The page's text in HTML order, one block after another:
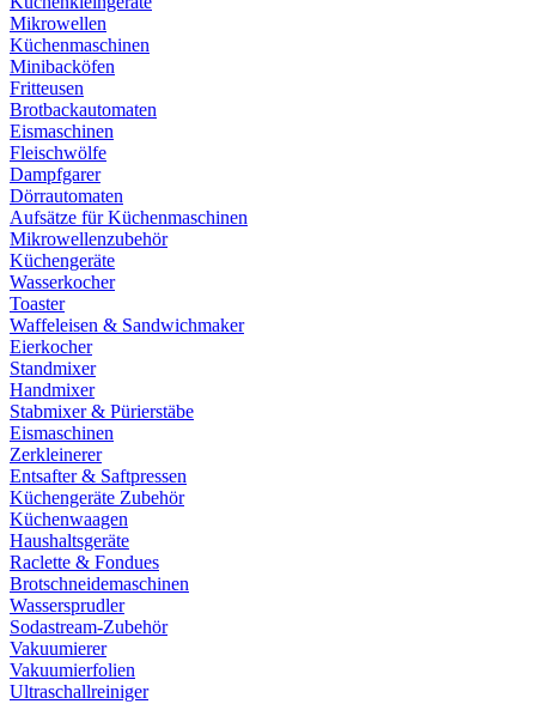
Mikrowellen
Küchenmaschinen
Minibacköfen
Fritteusen
Brotbackautomaten
Eismaschinen
Fleischwölfe
Dampfgarer
Dörrautomaten
Aufsätze für Küchenmaschinen
Mikrowellenzubehör
Küchengeräte
Wasserkocher
Toaster
Waffeleisen & Sandwichmaker
Eierkocher
Standmixer
Handmixer
Stabmixer & Pürierstäbe
Eismaschinen
Zerkleinerer
Entsafter & Saftpressen
Küchengeräte Zubehör
Küchenwaagen
Haushaltsgeräte
Raclette & Fondues
Brotschneidemaschinen
Wassersprudler
Sodastream-Zubehör
Vakuumierer
Vakuumierfolien
Ultraschallreiniger